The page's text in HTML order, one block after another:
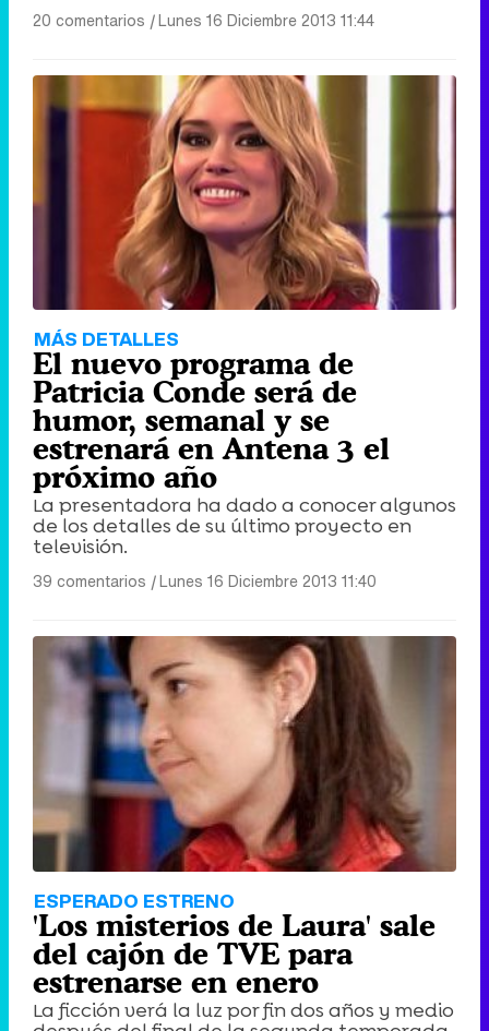
20 comentarios |Lunes 16 Diciembre 2013 11:44
MÁS DETALLES
El nuevo programa de
Patricia Conde será de
humor, semanal y se
estrenará en Antena 3 el
próximo año
La presentadora ha dado a conocer algunos
de los detalles de su último proyecto en
televisión.
39 comentarios |Lunes 16 Diciembre 2013 11:40
ESPERADO ESTRENO
'Los misterios de Laura' sale
del cajón de TVE para
estrenarse en enero
La ficción verá la luz por fin dos años y medio